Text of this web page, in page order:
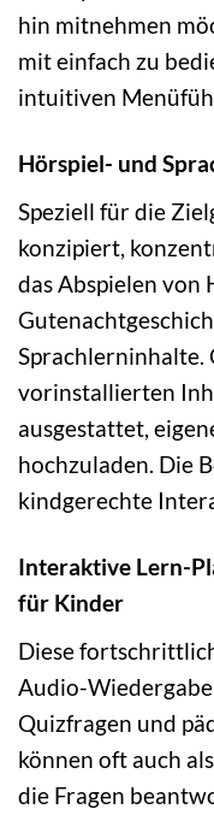
hin mitnehmen
mit einfach zu
intuitiven
Hörspiel- und
Speziell für die
konzipiert,
das Abspielen von
Sprachlerninhalte.
vorinstallierten
ausgestattet,
hochzuladen. Die
kindgerechte
Interaktive Lern-
für Kinder
Diese
Audio-
Quizfragen und
können oft auch
die Fragen